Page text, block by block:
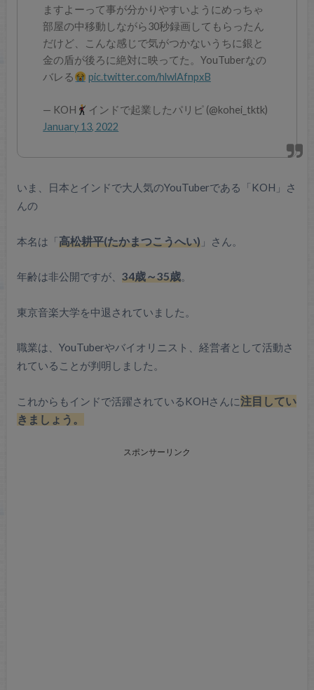
ますよーって事が分かりやすいようにめっちゃ
部屋の中移動しながら30秒録画してもらったん
だけど、こんな感じで気がつかないうちに銀と
金の盾が後ろに絶対に映ってた。YouTuberなの
バレる
pic.twitter.com/hlwlAfnpxB
— KOH
インドで起業したパリピ (@kohei_tktk)
January 13, 2022
いま、日本とインドで大人気のYouTuberである「KOH」さ
んの
本名は「高松耕平(たかまつこうへい)」さん。
年齢は非公開ですが、 34歳～35歳。
東京音楽大学を中退されていました。
職業は、YouTuberやバイオリニスト、経営者として活動さ
れていることが判明しました。
これからもインドで活躍されているKOHさんに注目してい
きましょう。
スポンサーリンク